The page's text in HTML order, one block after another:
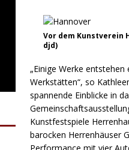
Vor dem Kunstverein
djd)
„Einige Werke
Werkstätten“, so
spannende Einblicke in
Kunstfestspiele
barocken Herrenhäuser